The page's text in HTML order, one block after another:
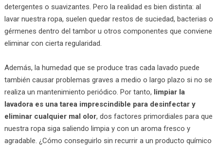
detergentes o suavizantes. Pero la realidad es bien distinta: al
lavar nuestra ropa, suelen quedar restos de suciedad, bacterias o
gérmenes dentro del tambor u otros componentes que conviene
eliminar con cierta regularidad.
Además, la humedad que se produce tras cada lavado puede
también causar problemas graves a medio o largo plazo si no se
realiza un mantenimiento periódico. Por tanto, limpiar la
lavadora es una tarea imprescindible para desinfectar y
eliminar cualquier mal olor, dos factores primordiales para que
nuestra ropa siga saliendo limpia y con un aroma fresco y
agradable. ¿Cómo conseguirlo sin recurrir a un producto químico